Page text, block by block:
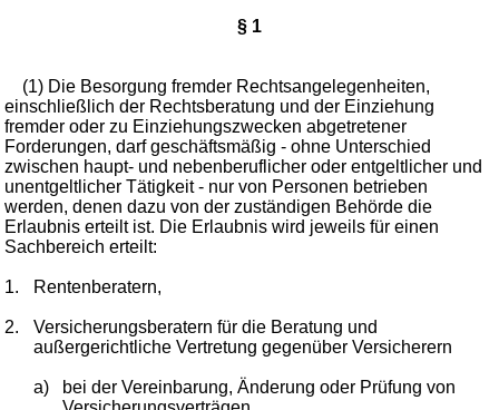
§ 1
(1) Die Besorgung fremder Rechtsangelegenheiten,
einschließlich der Rechtsberatung und der Einziehung
fremder oder zu Einziehungszwecken abgetretener
Forderungen, darf geschäftsmäßig - ohne Unterschied
zwischen haupt- und nebenberuflicher oder entgeltlicher und
unentgeltlicher Tätigkeit - nur von Personen betrieben
werden, denen dazu von der zuständigen Behörde die
Erlaubnis erteilt ist. Die Erlaubnis wird jeweils für einen
Sachbereich erteilt:
1. Rentenberatern,
2.
Versicherungsberatern für die Beratung und
außergerichtliche Vertretung gegenüber Versicherern
a)
bei der Vereinbarung, Änderung oder Prüfung von